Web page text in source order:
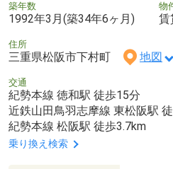
築年数
1992年3月(築34年6ヶ月)
物
賃
住所
三重県松阪市下村町 地図
交通
紀勢本線 徳和駅 徒歩15分
近鉄山田鳥羽志摩線 東松阪駅
紀勢本線 松阪駅 徒歩3.7km
乗り換え検索